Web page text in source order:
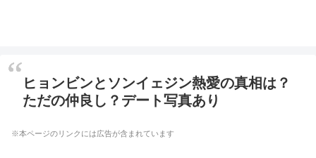
ヒョンビンとソンイェジン熱愛の真相は？
ただの仲良し？デート写真あり
※本ページのリンクには広告が含まれています